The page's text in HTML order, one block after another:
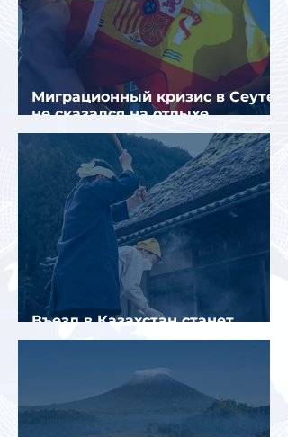
Миграционный кризис в Сеуте
не сказался на отдыхе
российских туристов в Испании
Въезд в Казахстан станет
платным до конца года